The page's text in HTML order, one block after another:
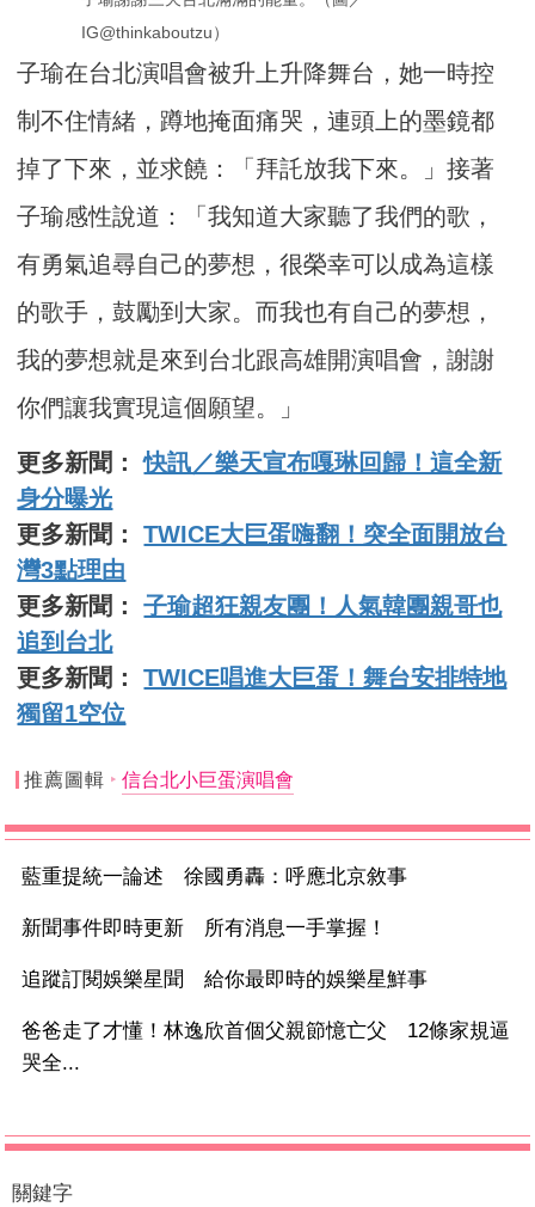
IG@thinkaboutzu）
子瑜在台北演唱會被升上升降舞台，她一時控
制不住情緒，蹲地掩面痛哭，連頭上的墨鏡都
掉了下來，並求饒：「拜託放我下來。」接著
子瑜感性說道：「我知道大家聽了我們的歌，
有勇氣追尋自己的夢想，很榮幸可以成為這樣
的歌手，鼓勵到大家。而我也有自己的夢想，
我的夢想就是來到台北跟高雄開演唱會，謝謝
你們讓我實現這個願望。」
更多新聞：快訊／樂天宣布嘎琳回歸！這全新
身分曝光
更多新聞：TWICE大巨蛋嗨翻！突全面開放台
灣3點理由
更多新聞：子瑜超狂親友團！人氣韓團親哥也
追到台北
更多新聞：TWICE唱進大巨蛋！舞台安排特地
獨留1空位
推薦圖輯 信台北小巨蛋演唱會
藍重提統一論述 徐國勇轟：呼應北京敘事
新聞事件即時更新 所有消息一手掌握！
追蹤訂閱娛樂星聞 給你最即時的娛樂星鮮事
爸爸走了才懂！林逸欣首個父親節憶亡父 12條家規逼
哭全...
關鍵字